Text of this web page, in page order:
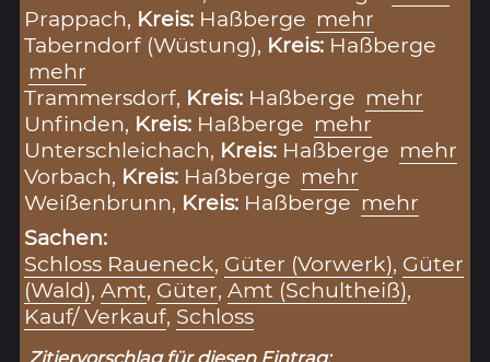
Prappach, Kreis: Haßberge mehr
Taberndorf (Wüstung), Kreis: Haßberge
mehr
Trammersdorf, Kreis: Haßberge mehr
Unfinden, Kreis: Haßberge mehr
Unterschleichach, Kreis: Haßberge mehr
Vorbach, Kreis: Haßberge mehr
Weißenbrunn, Kreis: Haßberge mehr
Sachen:
Schloss Raueneck, Güter (Vorwerk), Güter
(Wald),Amt, Güter,Amt (Schultheiß),
Kauf/ Verkauf, Schloss
Zitiervorschlag für diesen Eintrag: